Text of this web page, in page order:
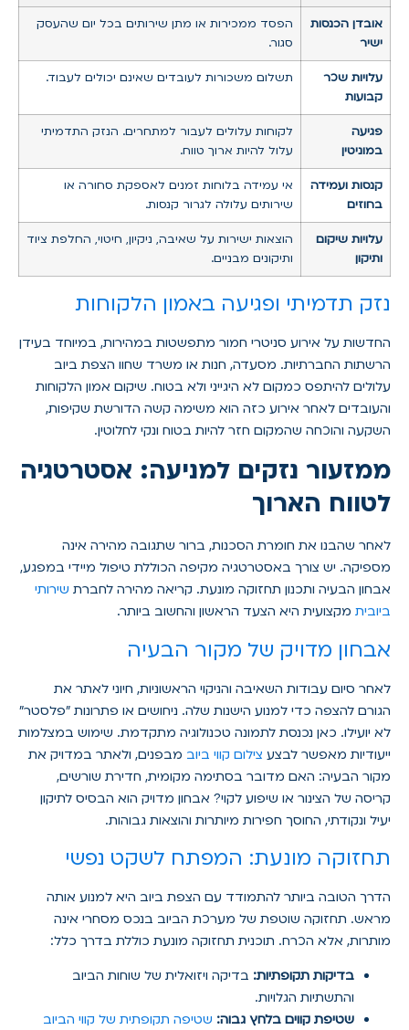
אובדן הכנסות
ישיר
הפסד ממכירות או מתן שירותים בכל יום שהעסק
סגור.
עלויות שכר
קבועות
תשלום משכורות לעובדים שאינם יכולים לעבוד.
פגיעה
במוניטין
לקוחות עלולים לעבור למתחרים. הנזק התדמיתי
עלול להיות ארוך טווח.
קנסות ועמידה
בחוזים
אי עמידה בלוחות זמנים לאספקת סחורה או
שירותים עלולה לגרור קנסות.
עלויות שיקום
ותיקון
הוצאות ישירות על שאיבה, ניקיון, חיטוי, החלפת ציוד
ותיקונים מבניים.
נזק תדמיתי ופגיעה באמון הלקוחות
החדשות על אירוע סניטרי חמור מתפשטות במהירות, במיוחד בעידן
הרשתות החברתיות. מסעדה, חנות או משרד שחוו הצפת ביוב
עלולים להיתפס כמקום לא היגייני ולא בטוח. שיקום אמון הלקוחות
והעובדים לאחר אירוע כזה הוא משימה קשה הדורשת שקיפות,
השקעה והוכחה שהמקום חזר להיות בטוח ונקי לחלוטין.
ממזעור נזקים למניעה: אסטרטגיה
לטווח הארוך
לאחר שהבנו את חומרת הסכנות, ברור שתגובה מהירה אינה
מספיקה. יש צורך באסטרטגיה מקיפה הכוללת טיפול מיידי במפגע,
אבחון הבעיה ותכנון תחזוקה מונעת. קריאה מהירה לחברת שירותי
ביובית מקצועית היא הצעד הראשון והחשוב ביותר.
אבחון מדויק של מקור הבעיה
לאחר סיום עבודות השאיבה והניקוי הראשוניות, חיוני לאתר את
הגורם להצפה כדי למנוע הישנות שלה. ניחושים או פתרונות "פלסטר"
לא יועילו. כאן נכנסת לתמונה טכנולוגיה מתקדמת. שימוש במצלמות
ייעודיות מאפשר לבצע צילום קווי ביוב מבפנים, ולאתר במדויק את
מקור הבעיה: האם מדובר בסתימה מקומית, חדירת שורשים,
קריסה של הצינור או שיפוע לקוי? אבחון מדויק הוא הבסיס לתיקון
יעיל ונקודתי, החוסך חפירות מיותרות והוצאות גבוהות.
תחזוקה מונעת: המפתח לשקט נפשי
הדרך הטובה ביותר להתמודד עם הצפת ביוב היא למנוע אותה
מראש. תחזוקה שוטפת של מערכת הביוב בנכס מסחרי אינה
מותרות, אלא הכרח. תוכנית תחזוקה מונעת כוללת בדרך כלל:
בדיקות תקופתיות: בדיקה ויזואלית של שוחות הביוב
והתשתיות הגלויות.
שטיפת קווים בלחץ גבוה: שטיפה תקופתית של קווי הביוב